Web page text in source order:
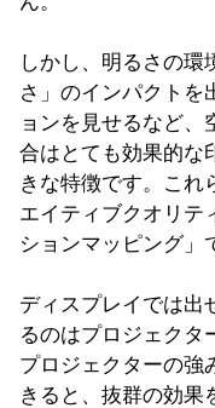
しかし、明るさの環
さ」のインパクトを
ョンを見せるなど
合はとても効果的な
きな特徴です。これ
エイティブクオリテ
ションマッピング」
ディスプレイでは出
るのはプロジェクタ
プロジェクターの強
きると、抜群の効果